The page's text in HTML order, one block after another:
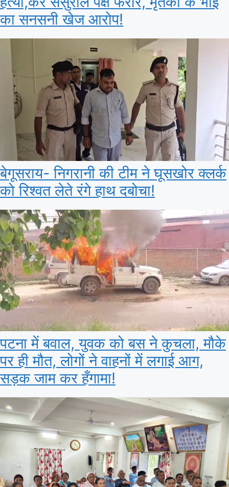
का सनसनी खेज आरोप!
बेगूसराय- निगरानी की टीम ने घूसखोर क्लर्क
को रिश्वत लेते रंगे हाथ दबोचा!
पटना में बवाल, युवक को बस ने कुचला, मौके
पर ही मौत, लोगों ने वाहनों में लगाई आग,
सड़क जाम कर हँगामा!